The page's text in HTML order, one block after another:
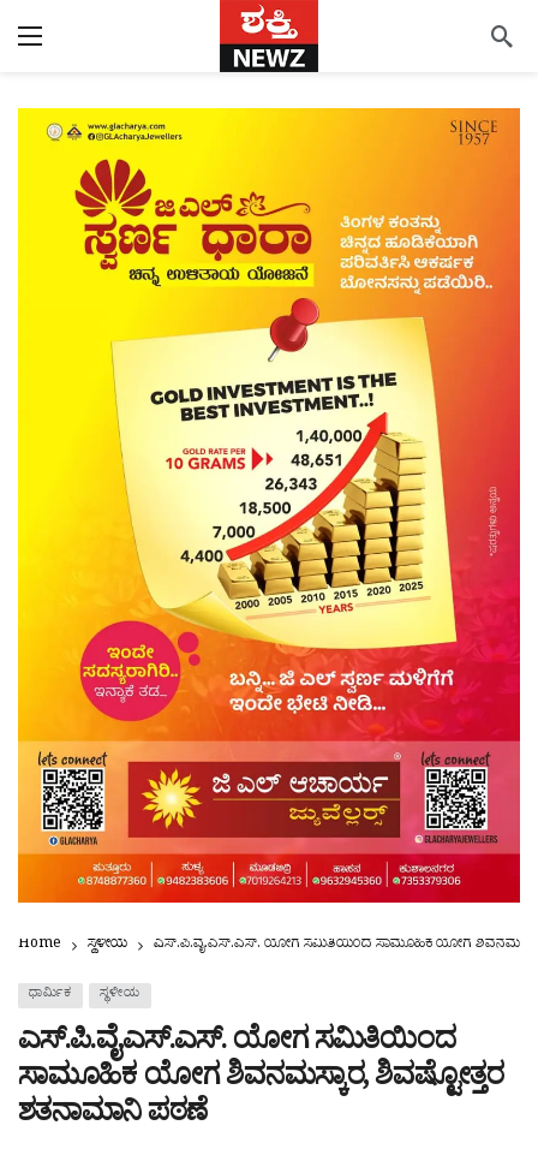
Home ಸ್ಥಳೀಯ ಎಸ್.ಪಿ.ವೈ.ಎಸ್.ಎಸ್. ಯೋಗ ಸಮಿತಿಯಿಂದ ಸಾಮೂಹಿಕ ಯೋಗ
ಧಾರ್ಮಿಕ ಸ್ಥಳೀಯ
ಎಸ್.ಪಿ.ವೈ.ಎಸ್.ಎಸ್. ಯೋಗ ಸಮಿತಿಯಿಂದ
ಸಾಮೂಹಿಕ ಯೋಗ ಶಿವನಮಸ್ಕಾರ, ಶಿವಷ್ಟೋತ್ತರ
ಶತನಾಮಾನಿ ಪಠಣೆ